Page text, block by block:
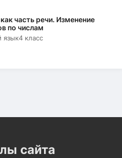
как часть речи. Изменение
по числам
язык4 класс
сайта